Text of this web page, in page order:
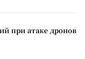
при атаке дронов